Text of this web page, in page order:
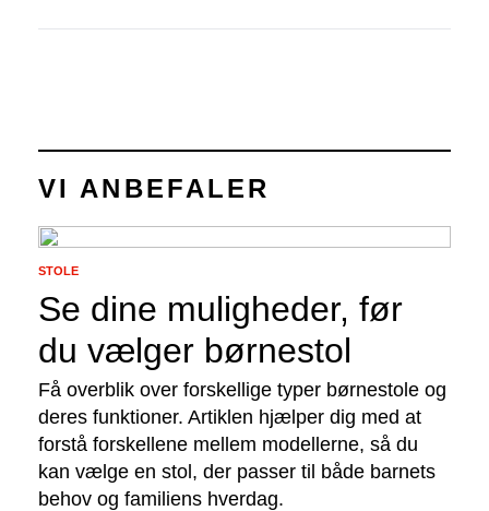
VI ANBEFALER
Se dine muligheder, før
du vælger børnestol
STOLE
Få overblik over forskellige typer børnestole og
deres funktioner. Artiklen hjælper dig med at
forstå forskellene mellem modellerne, så du
kan vælge en stol, der passer til både barnets
behov og familiens hverdag.